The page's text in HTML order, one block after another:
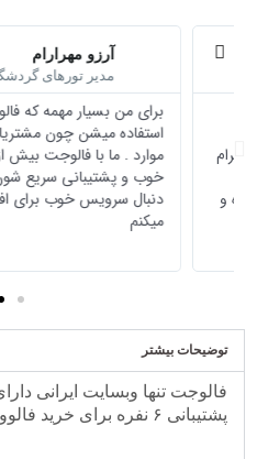
آرزو مهرارام
مدیر تورهای گردشگری آرا
برای من بسیار مهمه که
استفاده میشن چون مشتریان ما
موارد . ما با فالوجت بیش از سه
خوب و پشتیبانی سریع شون تشکر
دنبال سرویس خوب برای افزایش
ل
توضیحات بیشتر
فالوجت تنها وبسایت ایرانی
پشتیبانی ۶ نفره برای خرید فالوور واقعی اینستاگرام است